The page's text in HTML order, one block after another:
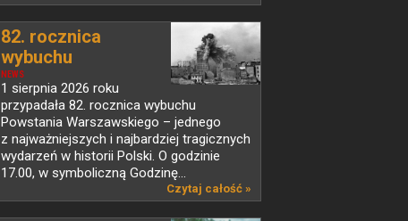
NEWS
82. rocznica
wybuchu
Powstania...
1 sierpnia 2026 roku
przypadała 82. rocznica wybuchu
Powstania Warszawskiego – jednego
z najważniejszych i najbardziej tragicznych
wydarzeń w historii Polski. O godzinie
17.00, w symboliczną Godzinę...
Czytaj całość »